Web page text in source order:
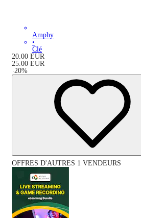
Amphy
•
Clé
20.00 EUR
25.00 EUR
-20%
OFFRES D'AUTRES 1 VENDEURS